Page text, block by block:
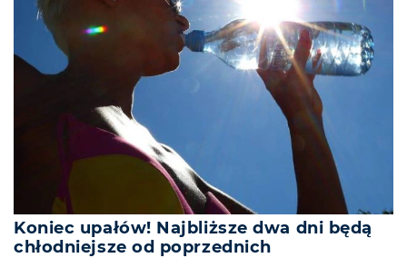
Koniec upałów! Najbliższe dwa dni będą
chłodniejsze od poprzednich